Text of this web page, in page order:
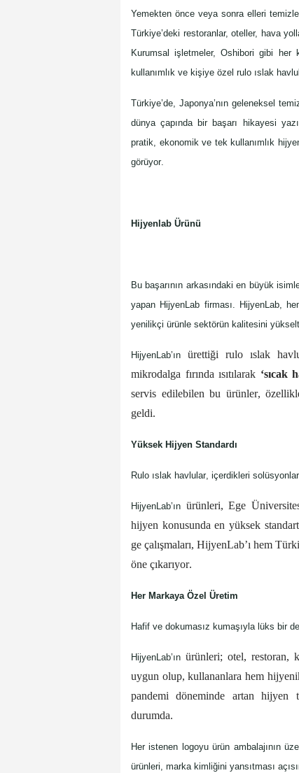
Yemekten önce veya sonra elleri
Türkiye’deki restoranlar, oteller, hava
Kurumsal işletmeler,Oshibori gibi her
kullanımlık ve kişiye özel rulo ıslak
Türkiye’de, Japonya’nın geleneksel
dünya çapında bir başarı hikayesi
pratik, ekonomik ve tek kullanımlık
görüyor.
Hijyenlab Ürünü
Bu başarının arkasındaki en büyük
yapan HijyenLab firması. HijyenLab,
yenilikçi ürünle sektörün kalitesini
HijyenLab’ın ürettiği rulo ıslak
mikrodalga fırında ısıtılarak ‘sıcak
servis edilebilen bu ürünler,
geldi.
Yüksek Hijyen Standardı
Rulo ıslak havlular, içerdikleri
HijyenLab’ın ürünleri, Ege
hijyen konusunda en yüksek
ge çalışmaları, HijyenLab’ı hem
öne çıkarıyor.
Her Markaya Özel Üretim
Hafif ve dokumasız kumaşıyla lüks bir
HijyenLab’ın ürünleri; otel, restoran,
uygun olup, kullananlara hem
pandemi döneminde artan hijyen
durumda.
Her istenen logoyu ürün ambalajının
ürünleri, marka kimliğini yansıtması